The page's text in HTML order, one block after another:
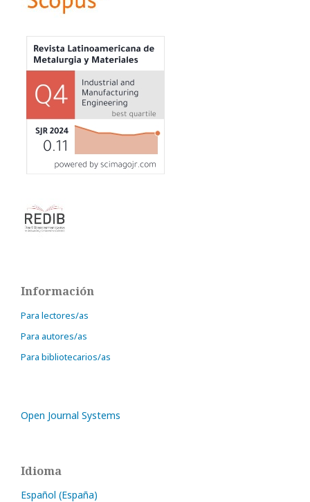
Información
Para lectores/as
Para autores/as
Para bibliotecarios/as
Open Journal Systems
Idioma
Español (España)